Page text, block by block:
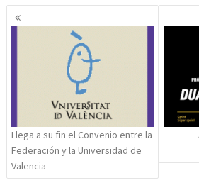
Navegación
de
Llega a su fin el Convenio entre la
Federación y la Universidad de
Valencia